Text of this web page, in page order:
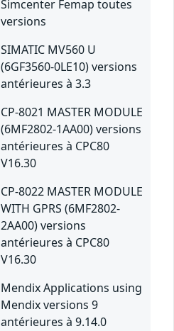
Simcenter Femap toutes
versions
SIMATIC MV560 U
(6GF3560-0LE10) versions
antérieures à 3.3
CP-8021 MASTER MODULE
(6MF2802-1AA00) versions
antérieures à CPC80
V16.30
CP-8022 MASTER MODULE
WITH GPRS (6MF2802-
2AA00) versions
antérieures à CPC80
V16.30
Mendix Applications using
Mendix versions 9
antérieures à 9.14.0